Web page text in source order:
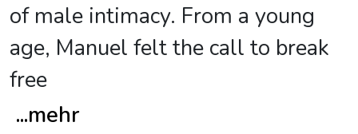
of male intimacy. From a young
age, Manuel felt the call to break
free
...mehr